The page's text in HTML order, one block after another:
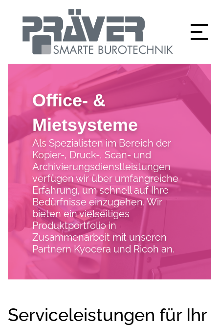
Office- &
Mietsysteme
Als Spezialisten im Bereich der
Kopier-, Druck-, Scan- und
Archivierungsdienstleistungen
verfügen wir über umfangreiche
Erfahrung, um schnell auf Ihre
Bedürfnisse einzugehen. Wir
bieten ein vielseitiges
Produktportfolio in
Zusammenarbeit mit unseren
Partnern Kyocera und Ricoh an.
Serviceleistungen für Ihr